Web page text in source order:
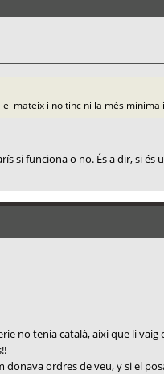
mateix i no tinc ni la més
si funciona o no. És a dir, si
no tenia català, aixi que li
ordres de veu, y si el